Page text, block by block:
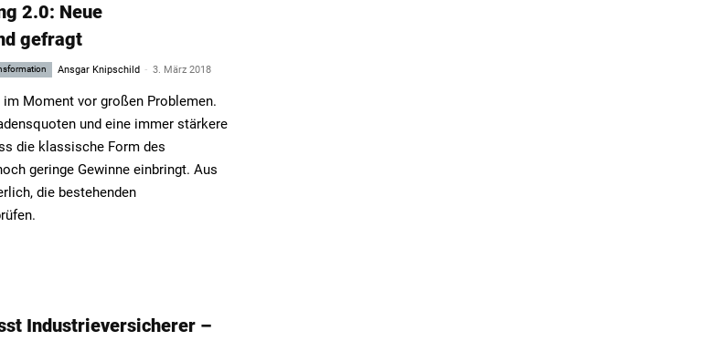
2.0: Neue
gefragt
Ansgar Knipschild - 3. März 2018
Moment vor großen Problemen.
und eine immer stärkere
die klassische Form des
geringe Gewinne einbringt. Aus
die bestehenden
Industrieversicherer –